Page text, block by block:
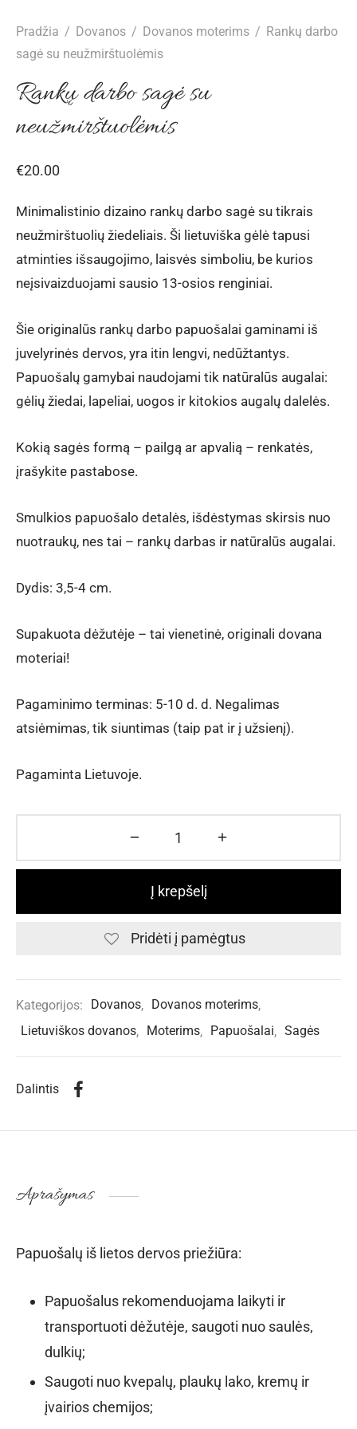
Pradžia / Dovanos / Dovanos moterims / Rankų darbo
sagė su neužmirštuolėmis
Rankų darbo sagė su
neužmirštuolėmis
€20.00
Minimalistinio dizaino rankų darbo sagė su tikrais
neužmirštuolių žiedeliais. Ši lietuviška gėlė tapusi
atminties išsaugojimo, laisvės simboliu, be kurios
neįsivaizduojami sausio 13-osios renginiai.
Šie originalūs rankų darbo papuošalai gaminami iš
juvelyrinės dervos, yra itin lengvi, nedūžtantys.
Papuošalų gamybai naudojami tik natūralūs augalai:
gėlių žiedai, lapeliai, uogos ir kitokios augalų dalelės.
Kokią sagės formą – pailgą ar apvalią – renkatės,
įrašykite pastabose.
Smulkios papuošalo detalės, išdėstymas skirsis nuo
nuotraukų, nes tai – rankų darbas ir natūralūs augalai.
Dydis: 3,5-4 cm.
Supakuota dėžutėje – tai vienetinė, originali dovana
moteriai!
Pagaminimo terminas: 5-10 d. d. Negalimas
atsiėmimas, tik siuntimas (taip pat ir į užsienį).
Pagaminta Lietuvoje.
Į krepšelį
Pridėti į pamėgtus
Kategorijos: Dovanos, Dovanos moterims,
Lietuviškos dovanos, Moterims, Papuošalai, Sagės
Dalintis
Aprašymas
Papuošalų iš lietos dervos priežiūra:
Papuošalus rekomenduojama laikyti ir
transportuoti dėžutėje, saugoti nuo saulės,
dulkių;
Saugoti nuo kvepalų, plaukų lako, kremų ir
įvairios chemijos;
drabužiai
mergaitėms
berniukams
komplektai
vestuvėms
dovanos